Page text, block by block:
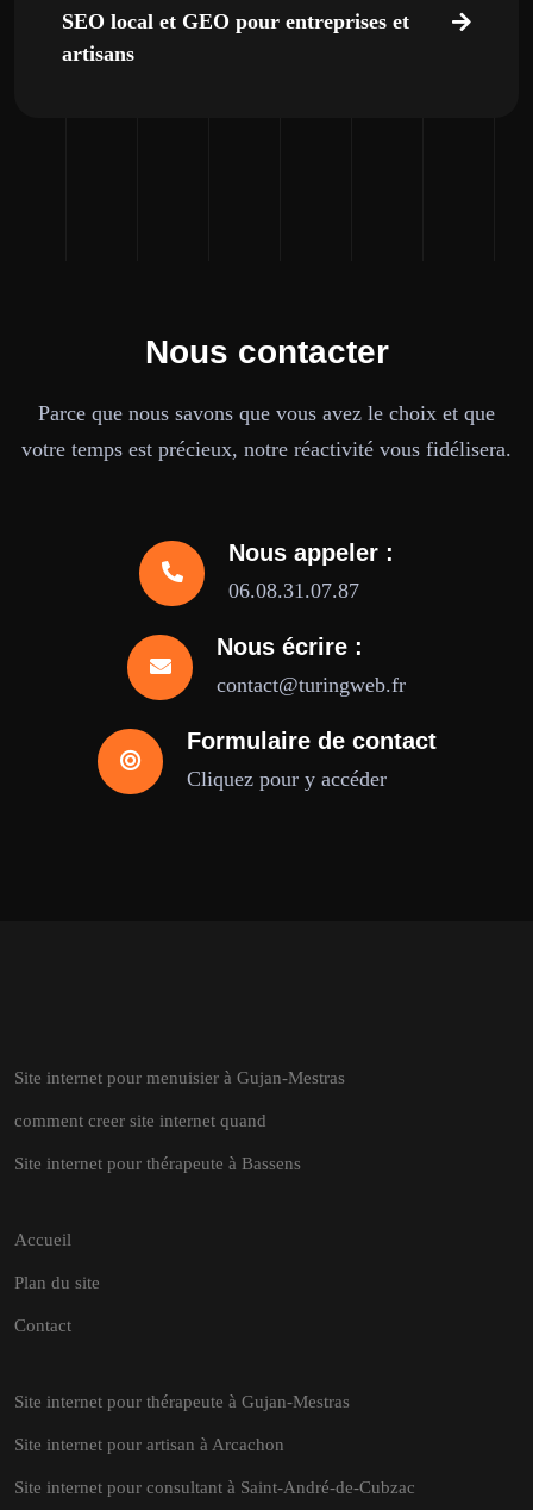
SEO local et GEO pour entreprises et
artisans
Nous contacter
Parce que nous savons que vous avez le choix et que
votre temps est précieux, notre réactivité vous fidélisera.
Nous appeler :
06.08.31.07.87
Nous écrire :
contact@turingweb.fr
Formulaire de contact
Cliquez pour y accéder
Site internet pour menuisier à Gujan-Mestras
comment creer site internet quand
Site internet pour thérapeute à Bassens
Accueil
Plan du site
Contact
Site internet pour thérapeute à Gujan-Mestras
Site internet pour artisan à Arcachon
Site internet pour consultant à Saint-André-de-Cubzac